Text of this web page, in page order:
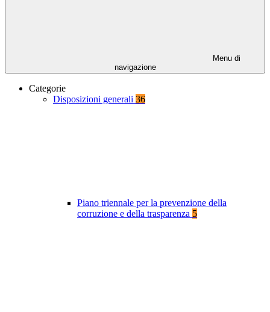
Menu di
navigazione
Categorie
Disposizioni generali 36
Piano triennale per la prevenzione della
corruzione e della trasparenza 5